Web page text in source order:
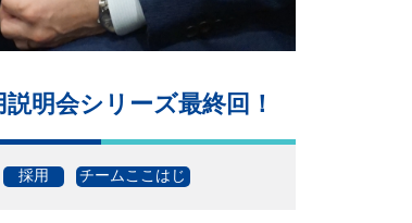
明会シリーズ最終回！
採用 チームここはじ